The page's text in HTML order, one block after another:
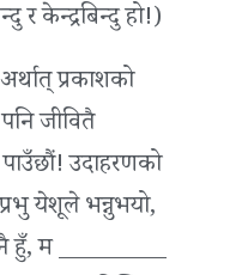
र केन्द्रबिन्दु हो!)
प्रकाशको
जीवितै
उदाहरणको
येशूले भन्नुभयो,
हुँ, म _________